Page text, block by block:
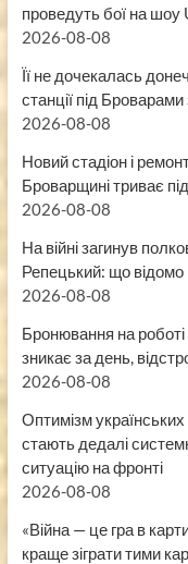
проведуть бої на
2026-08-08
Її не дочекалась
станції під
2026-08-08
Новий стадіон і
Броварщині триває
2026-08-08
На війні загинув
Репецький: що відомо
2026-08-08
Бронювання на
зникає за день,
2026-08-08
Оптимізм українських
стають дедалі
ситуацію на фронті
2026-08-08
«Війна — це гра в
краще зіграти тими